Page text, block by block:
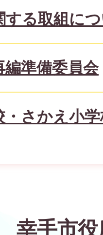
する取組に
編準備委員会
・さかえ小
幸手市役